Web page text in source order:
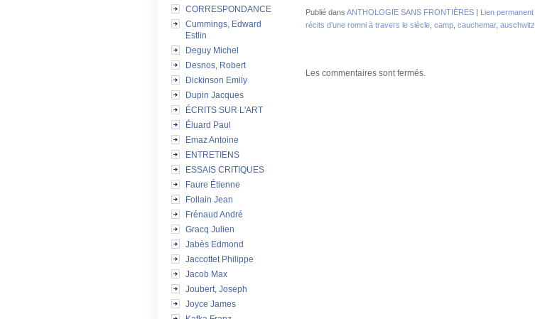
CORRESPONDANCE
Cummings, Edward
Estlin
Deguy Michel
Desnos, Robert
Dickinson Emily
Dupin Jacques
ÉCRITS SUR L'ART
Éluard Paul
Emaz Antoine
ENTRETIENS
ESSAIS CRITIQUES
Faure Étienne
Follain Jean
Frénaud André
Gracq Julien
Jabès Edmond
Jaccottet Philippe
Jacob Max
Joubert, Joseph
Joyce James
Publié dans ANTHOLOGIE SANS FRONTIÈRES | Lien permanent
récits d’une romni à travers le siècle camp cauchemar, auschwitz
Les commentaires sont fermés.